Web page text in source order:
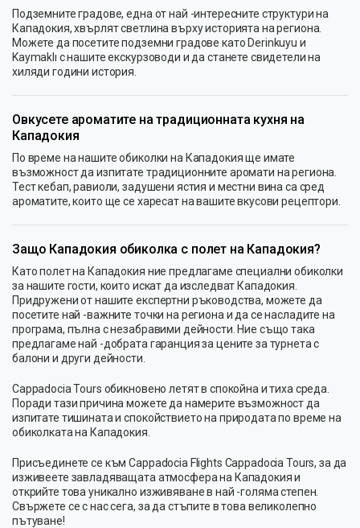
Подземните градове, една от най -интересните структури на
Кападокия, хвърлят светлина върху историята на региона.
Можете да посетите подземни градове като Derinkuyu и
Kaymaklı с нашите екскурзоводи и да станете свидетели на
хиляди години история.
Овкусете ароматите на традиционната кухня на
Кападокия
По време на нашите обиколки на Кападокия ще имате
възможност да изпитате традиционните аромати на региона.
Тест кебап, равиоли, задушени ястия и местни вина са сред
ароматите, които ще се харесат на вашите вкусови рецептори.
Защо Кападокия обиколка с полет на Кападокия?
Като полет на Кападокия ние предлагаме специални обиколки
за нашите гости, които искат да изследват Кападокия.
Придружени от нашите експертни ръководства, можете да
посетите най -важните точки на региона и да се насладите на
програма, пълна с незабравими дейности. Ние също така
предлагаме най -добрата гаранция за цените за турнета с
балони и други дейности.
Cappadocia Tours обикновено летят в спокойна и тиха среда.
Поради тази причина можете да намерите възможност да
изпитате тишината и спокойствието на природата по време на
обиколката на Кападокия.
Присъединете се към Cappadocia Flights Cappadocia Tours, за да
изживеете завладяващата атмосфера на Кападокия и
открийте това уникално изживяване в най -голяма степен.
Свържете се с нас сега, за да стъпите в това великолепно
пътуване!